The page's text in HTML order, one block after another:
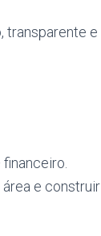
transparente e
e construir